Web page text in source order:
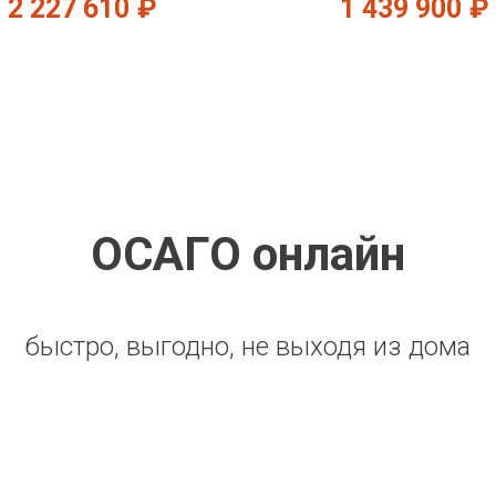
2 227 610 ₽ 1 439 900 ₽
ОСАГО онлайн
быстро, выгодно, не выходя из дома